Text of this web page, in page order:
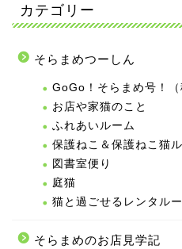
カテゴリー
そらまめつーしん
GoGo！そらまめ号！（
お店や家猫のこと
ふれあいルーム
保護ねこ＆保護ねこ猫
図書室便り
庭猫
猫と過ごせるレンタル
そらまめのお店見学記